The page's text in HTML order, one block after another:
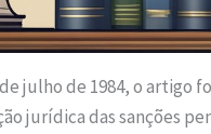
de julho de 1984, o
das sanções